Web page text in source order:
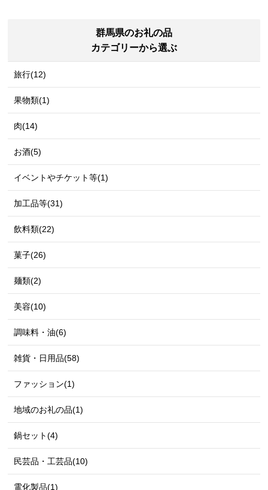
群馬県のお礼の品
カテゴリーから選ぶ
旅行(12)
果物類(1)
肉(14)
お酒(5)
イベントやチケット等(1)
加工品等(31)
飲料類(22)
菓子(26)
麺類(2)
美容(10)
調味料・油(6)
雑貨・日用品(58)
ファッション(1)
地域のお礼の品(1)
鍋セット(4)
民芸品・工芸品(10)
電化製品(1)